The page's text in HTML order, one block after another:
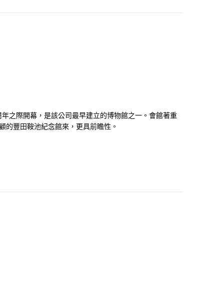
之際開幕，是該公司最早建立的博物館之一。會館著重
的豐田鞍池紀念館來，更具前瞻性。